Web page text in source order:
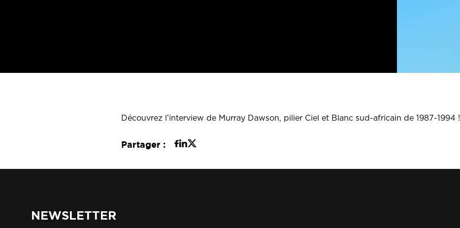
Découvrez l’interview de Murray Dawson, pilier Ciel et Blanc sud-africain de 1987-1994 !
Partager :
NEWSLETTER